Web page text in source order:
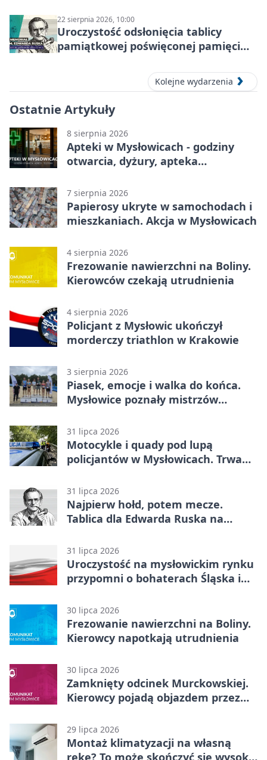
22 sierpnia 2026, 10:00
Uroczystość odsłonięcia tablicy
pamiątkowej poświęconej pamięci
Kolejne wydarzenia
Ostatnie Artykuły
8 sierpnia 2026
Apteki w Mysłowicach - godziny
otwarcia, dyżury, apteka
7 sierpnia 2026
Papierosy ukryte w samochodach i
mieszkaniach. Akcja w Mysłowicach
4 sierpnia 2026
Frezowanie nawierzchni na Boliny.
Kierowców czekają utrudnienia
4 sierpnia 2026
Policjant z Mysłowic ukończył
morderczy triathlon w Krakowie
3 sierpnia 2026
Piasek, emocje i walka do końca.
Mysłowice poznały mistrzów
31 lipca 2026
Motocykle i quady pod lupą
policjantów w Mysłowicach. Trwa
31 lipca 2026
Najpierw hołd, potem mecze.
Tablica dla Edwarda Ruska na
31 lipca 2026
Uroczystość na mysłowickim rynku
przypomni o bohaterach Śląska i
30 lipca 2026
Frezowanie nawierzchni na Boliny.
Kierowcy napotkają utrudnienia
30 lipca 2026
Zamknięty odcinek Murckowskiej.
Kierowcy pojadą objazdem przez
29 lipca 2026
Montaż klimatyzacji na własną